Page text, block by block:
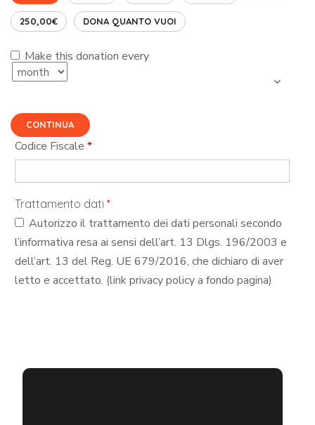
250,00€ DONA QUANTO VUOI
Make this donation every
CONTINUA
Codice Fiscale*
Trattamento dati*
Autorizzo il trattamento dei dati personali secondo
l’informativa resa ai sensi dell’art. 13 Dlgs. 196/2003 e
dell’art. 13 del Reg. UE 679/2016, che dichiaro di aver
letto e accettato. (link privacy policy a fondo pagina)